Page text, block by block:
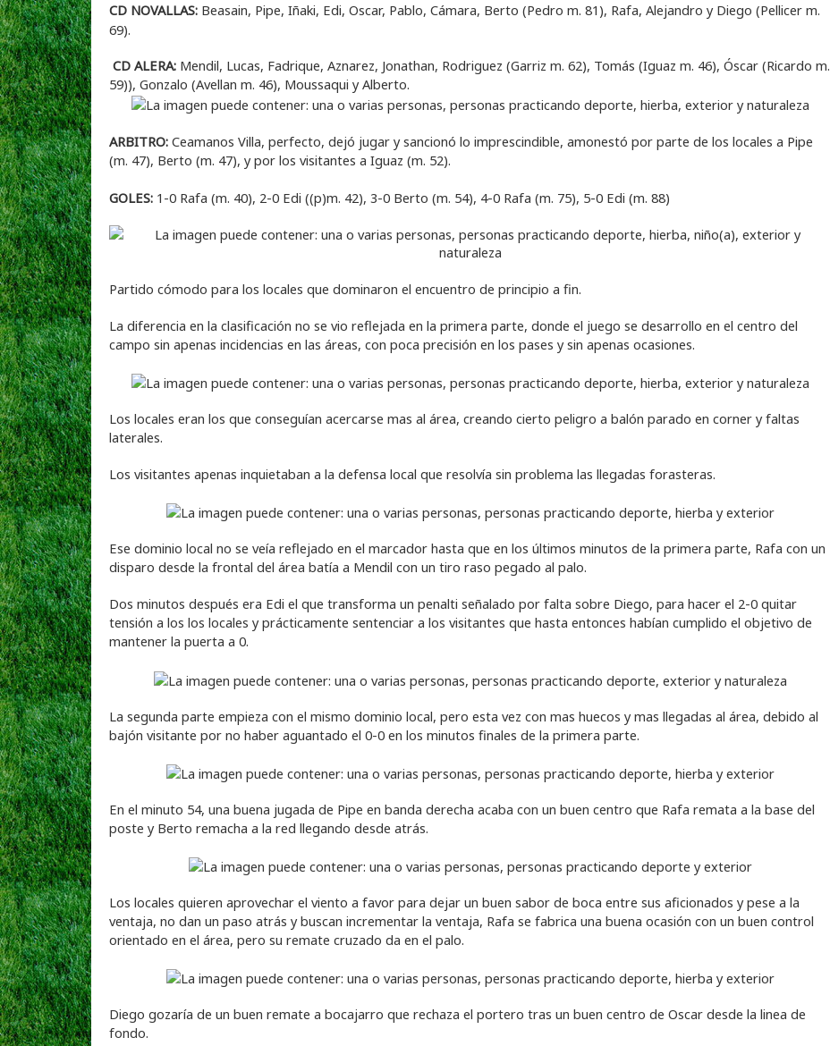
CD NOVALLAS: Beasain, Pipe, Iñaki, Edi, Oscar, Pablo, Cámara, Berto (Pedro m. 81), Rafa, Alejandro y Diego (Pellicer m.
69).
CD ALERA: Mendil, Lucas, Fadrique, Aznarez, Jonathan, Rodriguez (Garriz m. 62), Tomás (Iguaz m. 46), Óscar (Ricardo m.
59)), Gonzalo (Avellan m. 46), Moussaqui y Alberto.
ARBITRO: Ceamanos Villa, perfecto, dejó jugar y sancionó lo imprescindible, amonestó por parte de los locales a Pipe
(m. 47), Berto (m. 47), y por los visitantes a Iguaz (m. 52).
GOLES: 1-0 Rafa (m. 40), 2-0 Edi ((p)m. 42), 3-0 Berto (m. 54), 4-0 Rafa (m. 75), 5-0 Edi (m. 88)
Partido cómodo para los locales que dominaron el encuentro de principio a fin.
La diferencia en la clasificación no se vio reflejada en la primera parte, donde el juego se desarrollo en el centro del
campo sin apenas incidencias en las áreas, con poca precisión en los pases y sin apenas ocasiones.
Los locales eran los que conseguían acercarse mas al área, creando cierto peligro a balón parado en corner y faltas
laterales.
Los visitantes apenas inquietaban a la defensa local que resolvía sin problema las llegadas forasteras.
Ese dominio local no se veía reflejado en el marcador hasta que en los últimos minutos de la primera parte, Rafa con un
disparo desde la frontal del área batía a Mendil con un tiro raso pegado al palo.
Dos minutos después era Edi el que transforma un penalti señalado por falta sobre Diego, para hacer el 2-0 quitar
tensión a los los locales y prácticamente sentenciar a los visitantes que hasta entonces habían cumplido el objetivo de
mantener la puerta a 0.
La segunda parte empieza con el mismo dominio local, pero esta vez con mas huecos y mas llegadas al área, debido al
bajón visitante por no haber aguantado el 0-0 en los minutos finales de la primera parte.
En el minuto 54, una buena jugada de Pipe en banda derecha acaba con un buen centro que Rafa remata a la base del
poste y Berto remacha a la red llegando desde atrás.
Los locales quieren aprovechar el viento a favor para dejar un buen sabor de boca entre sus aficionados y pese a la
ventaja, no dan un paso atrás y buscan incrementar la ventaja, Rafa se fabrica una buena ocasión con un buen control
orientado en el área, pero su remate cruzado da en el palo.
Diego gozaría de un buen remate a bocajarro que rechaza el portero tras un buen centro de Oscar desde la linea de
fondo.